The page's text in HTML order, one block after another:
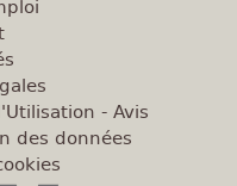
- Avis
des données